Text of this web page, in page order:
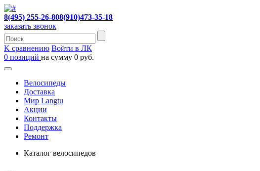
8(495) 255-26-808(910)473-35-18
заказать звонок
K сравнению Войти в ЛК
0 позиций на сумму 0 руб.
Велосипеды
Доставка
Мир Langtu
Акции
Контакты
Поддержка
Ремонт
Каталог велосипедов